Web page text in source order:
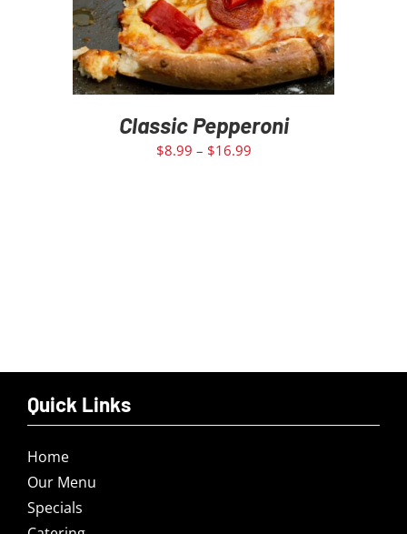
Classic Pepperoni
$8.99 – $16.99
Quick Links
Home
Our Menu
Specials